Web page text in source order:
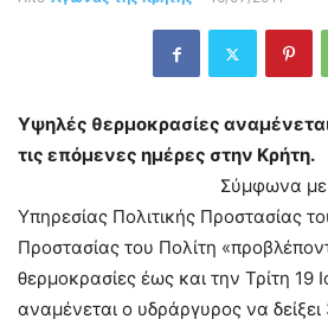
Υψηλές θερμοκρασίες
τις επόμενες ημέρες στην Κρήτη.
Σύμφωνα
Υπηρεσίας Πολιτικής Προστασίας
Προστασίας του Πολίτη
θερμοκρασίες έως και την Τρίτη 19
αναμένεται ο υδράργυρος να